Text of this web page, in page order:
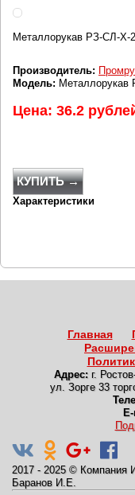
Металлорукав РЗ-СЛ-Х-
Производитель:
Модель:
Цена: 36.2
КУПИТЬ →
Характеристики
Главная
Адрес: г.
ул. Зорге 33
2017 - 2025 © Компания
Баранов И.Е.